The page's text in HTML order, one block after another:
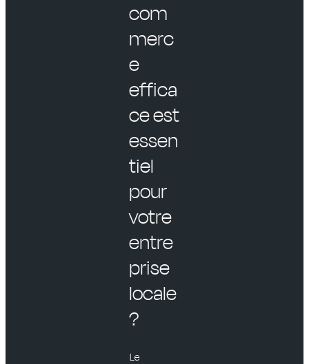
com
merc
e
effica
ce est
essen
tiel
pour
votre
entre
prise
locale
?
Le